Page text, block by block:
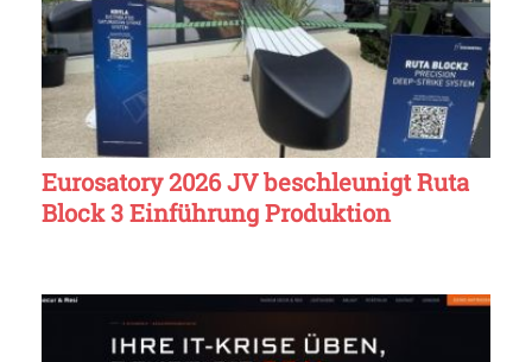
Eurosatory 2026 JV beschleunigt Ruta
Block 3 Einführung Produktion